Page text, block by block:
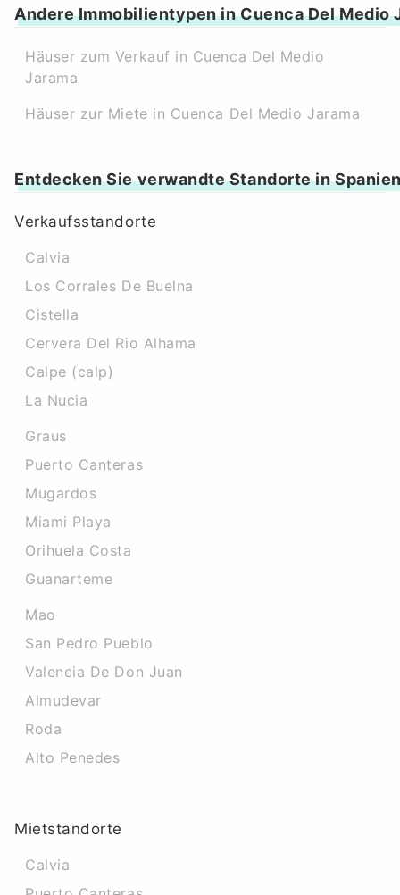
Andere Immobilientypen in Cuenca Del Medio
Häuser zum Verkauf in Cuenca Del Medio
Jarama
Häuser zur Miete in Cuenca Del Medio Jarama
Entdecken Sie verwandte Standorte in
Verkaufsstandorte
Calvia
Los Corrales De Buelna
Cistella
Cervera Del Rio Alhama
Calpe (calp)
La Nucia
Graus
Puerto Canteras
Mugardos
Miami Playa
Orihuela Costa
Guanarteme
Mao
San Pedro Pueblo
Valencia De Don Juan
Almudevar
Roda
Alto Penedes
Mietstandorte
Calvia